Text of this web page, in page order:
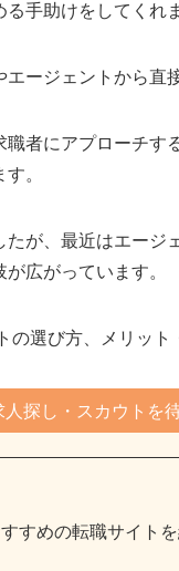
手助けをしてくれま
ージェントから直
者にアプローチ
。
が、最近はエー
広がっています。
選び方、メリット
探し・スカウトを
すめの転職サイト